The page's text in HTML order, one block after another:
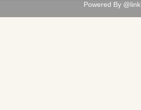
Powered By @link